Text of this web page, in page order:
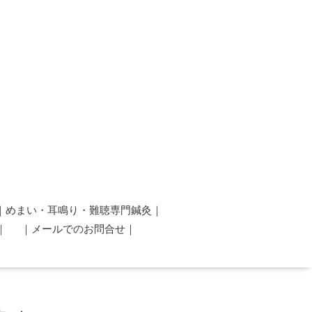
｜めまい・耳鳴り・難聴専門鍼灸｜
｜メールでのお問合せ｜